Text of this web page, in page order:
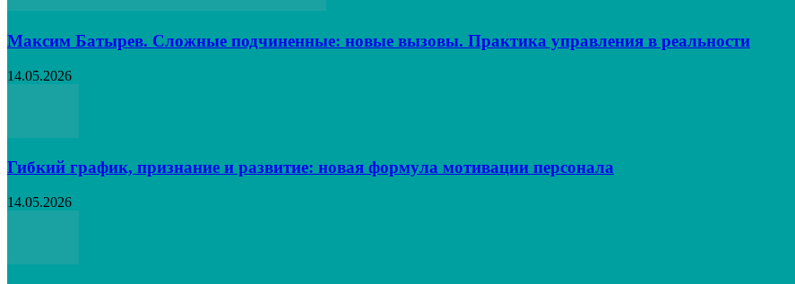
Максим Батырев. Сложные подчиненные: новые вызовы. Практика управления в реальности
14.05.2026
Гибкий график, признание и развитие: новая формула мотивации персонала
14.05.2026